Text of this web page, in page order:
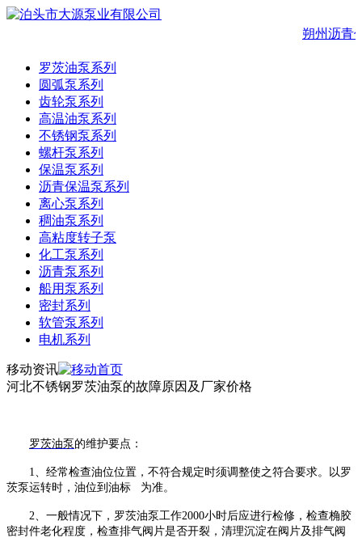
朔州沥青
罗茨油泵系列
圆弧泵系列
齿轮泵系列
高温油泵系列
不锈钢泵系列
螺杆泵系列
保温泵系列
沥青保温泵系列
离心泵系列
稠油泵系列
高粘度转子泵
化工泵系列
沥青泵系列
船用泵系列
密封系列
软管泵系列
电机系列
移动资讯
河北不锈钢罗茨油泵的故障原因及厂家价格
罗茨油泵 的维护要点：
1、经常检查油位位置，不符合规定时须调整使之符合要求。以罗
茨泵运转时，油位到油标 为准。
2、一般情况下，罗茨油泵工作2000小时后应进行检修，检查桷胶
密封件老化程度，检查排气阀片是否开裂，清理沉淀在阀片及排气阀